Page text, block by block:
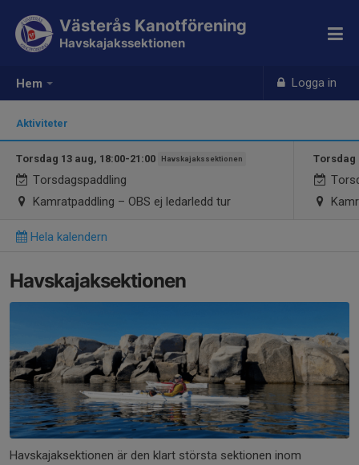
Hem Logga in
Västerås Kanotförening
Havskajakssektionen
Aktiviteter
Torsdag 13 aug, 18:00-21:00 Havskajakssektionen
Torsdagspaddling
Kamratpaddling – OBS ej ledarledd tur
Torsdag
Hela kalendern
Havskajaksektionen
Havskajaksektionen är den klart största sektionen inom